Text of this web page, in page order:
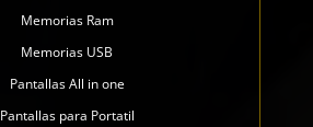
Memorias Ram
Memorias USB
Pantallas All in one
Pantallas para Portatil